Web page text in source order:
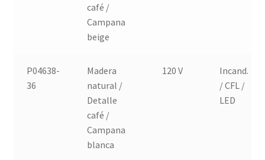
café /
Campana
beige
P04638-
36
Madera
natural /
Detalle
café /
Campana
blanca
120 V
Incand.
/ CFL /
LED